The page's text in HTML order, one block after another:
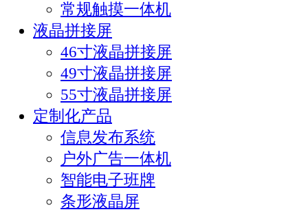
常规触摸一体机
液晶拼接屏
46寸液晶拼接屏
49寸液晶拼接屏
55寸液晶拼接屏
定制化产品
信息发布系统
户外广告一体机
智能电子班牌
条形液晶屏